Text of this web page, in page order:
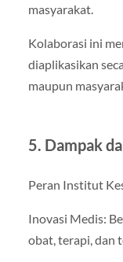
masyarakat.
Kolaborasi ini
diaplikasikan
maupun
5. Dampak
Peran Institut
Inovasi Medis:
obat, terapi, dan